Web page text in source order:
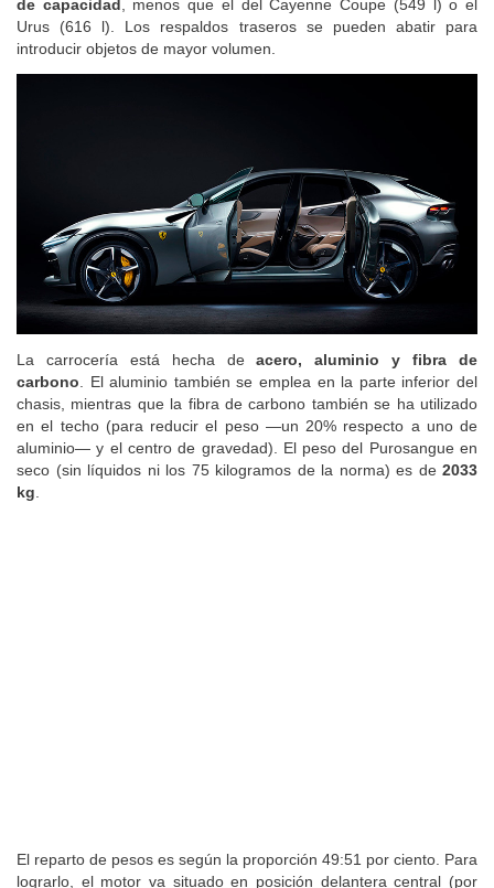
de capacidad , menos que el del Cayenne Coupe (549 l) o el
Urus (616 l). Los respaldos traseros se pueden abatir para
introducir objetos de mayor volumen.
La carrocería está hecha deacero, aluminio y fibra de
carbono . El aluminio también se emplea en la parte inferior del
chasis, mientras que la fibra de carbono también se ha utilizado
en el techo (para reducir el peso —un 20% respecto a uno de
aluminio— y el centro de gravedad). El peso del Purosangue en
seco (sin líquidos ni los 75 kilogramos de la norma) es de 2033
kg
El reparto de pesos es según la proporción 49:51 por ciento. Para
lograrlo, el motor va situado en posición delantera central (por